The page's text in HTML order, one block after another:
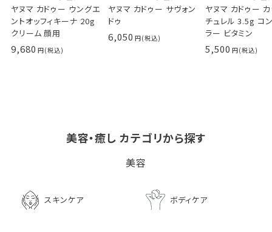
ヤヌマ カドゥー ウングエ
ントオッフィキーナ 20g
クリーム 顔用
9,680
ヤヌマ カドゥー サヴォン
ドゥ
6,050
ヤヌマ カドゥー
チュレル 3.5g コ
ラー ビタミン
5,500
LPLP（ルプルプ） エッ
センスカラートリートメン
美容・癒し カテゴリから探す
美容
スキンケア ボディケア